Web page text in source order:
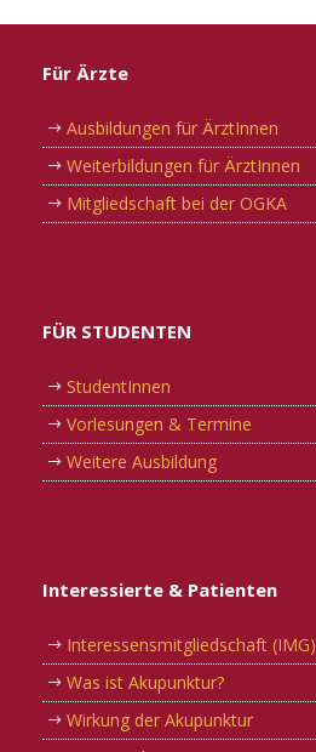
Für Ärzte
Ausbildungen für ÄrztInnen
Weiterbildungen für ÄrztInnen
Mitgliedschaft bei der OGKA
FÜR STUDENTEN
StudentInnen
Vorlesungen & Termine
Weitere Ausbildung
Interessierte & Patienten
Interessensmitgliedschaft (IMG)
Was ist Akupunktur?
Wirkung der Akupunktur